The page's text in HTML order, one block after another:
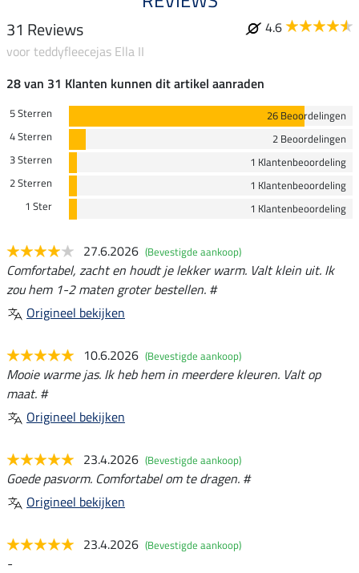
31 Reviews
4.6
voor teddyfleecejas Ella II
28 van 31 Klanten kunnen dit artikel aanraden
5 Sterren
26 Beoordelingen
4 Sterren
2 Beoordelingen
3 Sterren
1 Klantenbeoordeling
2 Sterren
1 Klantenbeoordeling
1 Ster
1 Klantenbeoordeling
27.6.2026 (Bevestigde aankoop)
Comfortabel, zacht en houdt je lekker warm. Valt klein uit. Ik
zou hem 1-2 maten groter bestellen. #
Origineel bekijken
10.6.2026 (Bevestigde aankoop)
Mooie warme jas. Ik heb hem in meerdere kleuren. Valt op
maat. #
Origineel bekijken
23.4.2026 (Bevestigde aankoop)
Goede pasvorm. Comfortabel om te dragen. #
Origineel bekijken
23.4.2026 (Bevestigde aankoop)
-